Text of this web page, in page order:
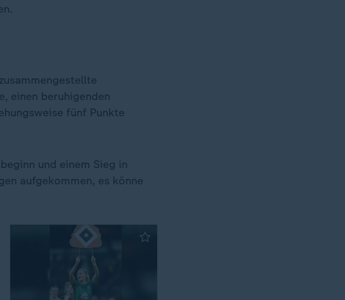
einen beruhigenden
fünf Punkte
und einem Sieg in
aufgekommen, es könne